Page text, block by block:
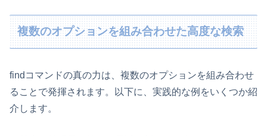
複数のオプションを組み合わせた高度な検索
findコマンドの真の力は、複数のオプションを組み合わせ
ることで発揮されます。以下に、実践的な例をいくつか紹
介します。